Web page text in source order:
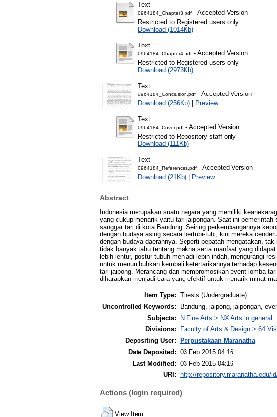
Text
0964184_Chapter3.pdf- Accepted Version
Restricted to Registered users only
Download (1014Kb)
Text
0964184_Chapter4.pdf- Accepted Version
Restricted to Registered users only
Download (2973Kb)
Text
0964184_Conclusion.pdf- Accepted Version
Download (256Kb)| Preview
Text
0964184_Cover.pdf- Accepted Version
Restricted to Repository staff only
Download (111Kb)
Text
0964184_References.pdf- Accepted Version
Download (21Kb)| Preview
Abstract
Indonesia merupakan suatu negara yang memiliki
yang cukup menarik yaitu tari jaipongan. Saat ini pemerintah
sanggar tari di kota Bandung. Seiring perkembangannya
dengan budaya asing secara bertubi-tubi, kini mereka
dengan budaya daerahnya. Seperti pepatah mengatakan,
tidak banyak tahu tentang makna serta manfaat yang
lebih lentur, postur tubuh menjadi lebih indah, mengurangi
untuk menumbuhkan kembali ketertarikannya terhadap
tari jaipong. Merancang dan mempromosikan event lomba
diharapkan menjadi cara yang efektif untuk menarik minat
Item Type: Thesis (Undergraduate)
Uncontrolled Keywords:
Bandung, jaipong, jaipongan,
Subjects:
N Fine Arts > NX Arts in general
Divisions:
Faculty of Arts & Design > 64
Depositing User:
Perpustakaan Maranatha
Date Deposited: 03 Feb 2015 04:16
Last Modified: 03 Feb 2015 04:16
URI:
http://repository.maranatha.edu/
Actions (login required)
View Item